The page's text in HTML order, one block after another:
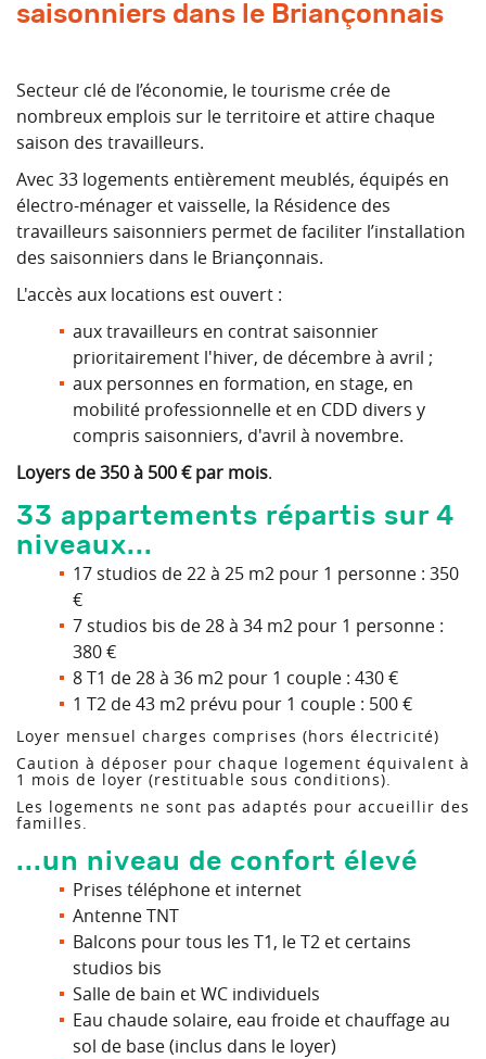
saisonniers dans le Briançonnais
Secteur clé de l’économie, le tourisme crée de
nombreux emplois sur le territoire et attire chaque
saison des travailleurs.
Avec 33 logements entièrement meublés, équipés en
électro-ménager et vaisselle, la Résidence des
travailleurs saisonniers permet de faciliter l’installation
des saisonniers dans le Briançonnais.
L'accès aux locations est ouvert :
aux travailleurs en contrat saisonnier
prioritairement l'hiver, de décembre à avril ;
aux personnes en formation, en stage, en
mobilité professionnelle et en CDD divers y
compris saisonniers, d'avril à novembre.
Loyers de 350 à 500 € par mois.
33 appartements répartis sur 4
niveaux...
17 studios de 22 à 25 m2 pour 1 personne : 350
€
7 studios bis de 28 à 34 m2 pour 1 personne :
380 €
8 T1 de 28 à 36 m2 pour 1 couple : 430 €
1 T2 de 43 m2 prévu pour 1 couple : 500 €
Loyer mensuel charges comprises (hors électricité)
Caution à déposer pour chaque logement équivalent à
1 mois de loyer (restituable sous conditions).
Les logements ne sont pas adaptés pour accueillir des
familles.
...un niveau de confort élevé
Prises téléphone et internet
Antenne TNT
Balcons pour tous les T1, le T2 et certains
studios bis
Salle de bain et WC individuels
Eau chaude solaire, eau froide et chauffage au
sol de base (inclus dans le loyer)